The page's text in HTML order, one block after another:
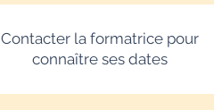
Contacter la formatrice pour
connaître ses dates